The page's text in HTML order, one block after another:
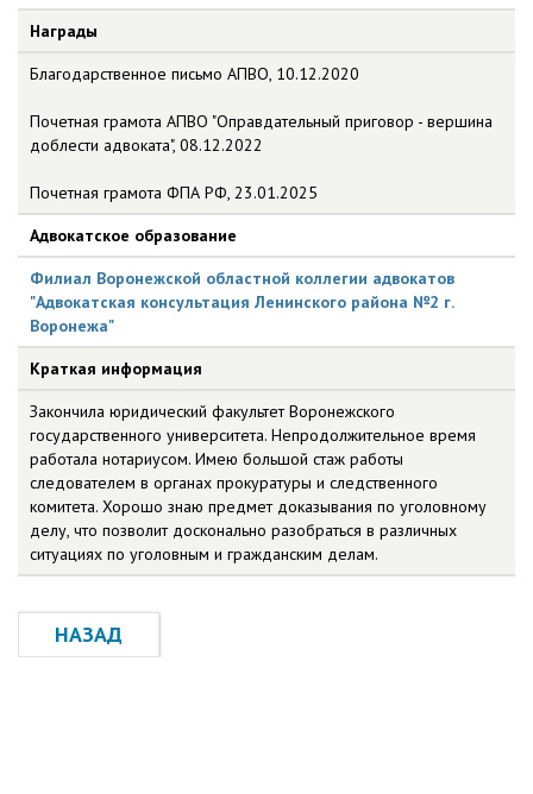
Награды
Благодарственное письмо АПВО, 10.12.2020
Почетная грамота АПВО "Оправдательный приговор - вершина
доблести адвоката", 08.12.2022
Почетная грамота ФПА РФ, 23.01.2025
Адвокатское образование
Филиал Воронежской областной коллегии адвокатов
"Адвокатская консультация Ленинского района №2 г.
Воронежа"
Краткая информация
Закончила юридический факультет Воронежского
государственного университета. Непродолжительное время
работала нотариусом. Имею большой стаж работы
следователем в органах прокуратуры и следственного
комитета. Хорошо знаю предмет доказывания по уголовному
делу, что позволит досконально разобраться в различных
ситуациях по уголовным и гражданским делам.
НАЗАД